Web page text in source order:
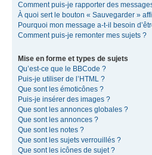
Comment puis-je rapporter des
À quoi sert le bouton « Sauvegarder »
Pourquoi mon message a-t-il besoin
Comment puis-je remonter mes sujets ?
Mise en forme et types de sujets
Qu’est-ce que le BBCode ?
Puis-je utiliser de l’HTML ?
Que sont les émoticônes ?
Puis-je insérer des images ?
Que sont les annonces globales ?
Que sont les annonces ?
Que sont les notes ?
Que sont les sujets verrouillés ?
Que sont les icônes de sujet ?